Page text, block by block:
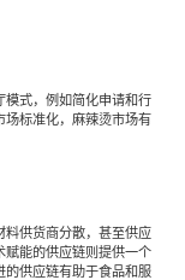
模式，例如简化申请和行
场标准化，麻辣烫市场有
料供货商分散，甚至供应
赋能的供应链则提供一个
的供应链有助于食品和服